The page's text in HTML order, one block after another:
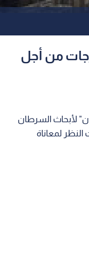
من أجل
لأبحاث السرطان
لمعاناة